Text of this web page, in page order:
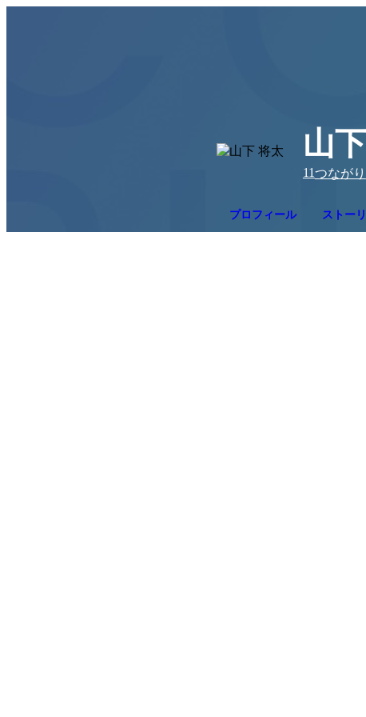
山
11つながり
プロフィール ストー